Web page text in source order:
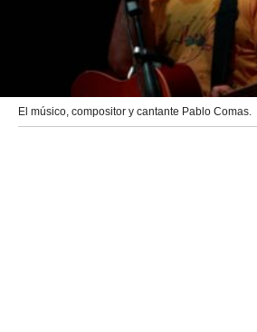
El músico, compositor y cantante Pablo Comas.